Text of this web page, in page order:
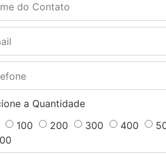
a Quantidade
100 200 300 400